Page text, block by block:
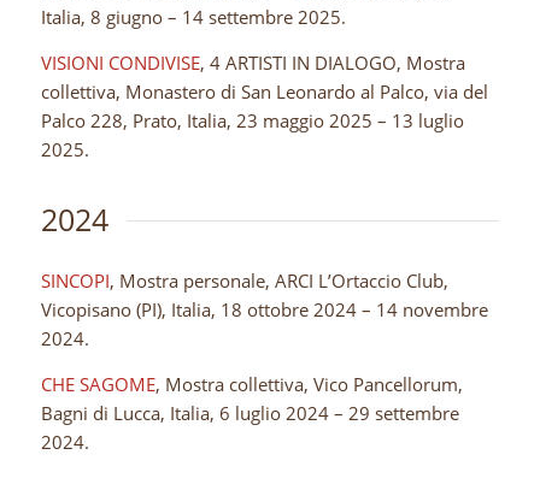
Italia, 8 giugno – 14 settembre 2025.
VISIONI CONDIVISE, 4 ARTISTI IN DIALOGO, Mostra
collettiva, Monastero di San Leonardo al Palco, via del
Palco 228, Prato, Italia, 23 maggio 2025 – 13 luglio
2025.
2024
SINCOPI, Mostra personale, ARCI L’Ortaccio Club,
Vicopisano (PI), Italia, 18 ottobre 2024 – 14 novembre
2024.
CHE SAGOME, Mostra collettiva, Vico Pancellorum,
Bagni di Lucca, Italia, 6 luglio 2024 – 29 settembre
2024.